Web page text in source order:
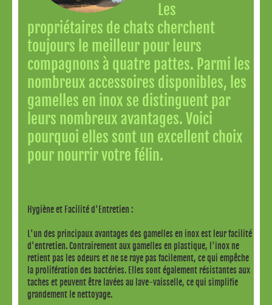
Les
propriétaires de chats cherchent
toujours le meilleur pour leurs
compagnons à quatre pattes. Parmi les
nombreux accessoires disponibles, les
gamelles en inox se distinguent par
leurs nombreux avantages. Voici
pourquoi elles sont un excellent choix
pour nourrir votre félin.
Hygiène et Facilité d'Entretien :
L'un des principaux avantages des gamelles en inox est leur facilité
d'entretien. Contrairement aux gamelles en plastique, l'inox ne
retient pas les odeurs et ne se raye pas facilement, ce qui empêche
la prolifération des bactéries. Elles sont également résistantes aux
taches et peuvent être lavées au lave-vaisselle, ce qui simplifie
grandement le nettoyage.